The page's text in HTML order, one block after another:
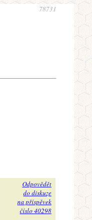
78731
Odpovědět
do diskuze
na příspěvek
číslo 40298